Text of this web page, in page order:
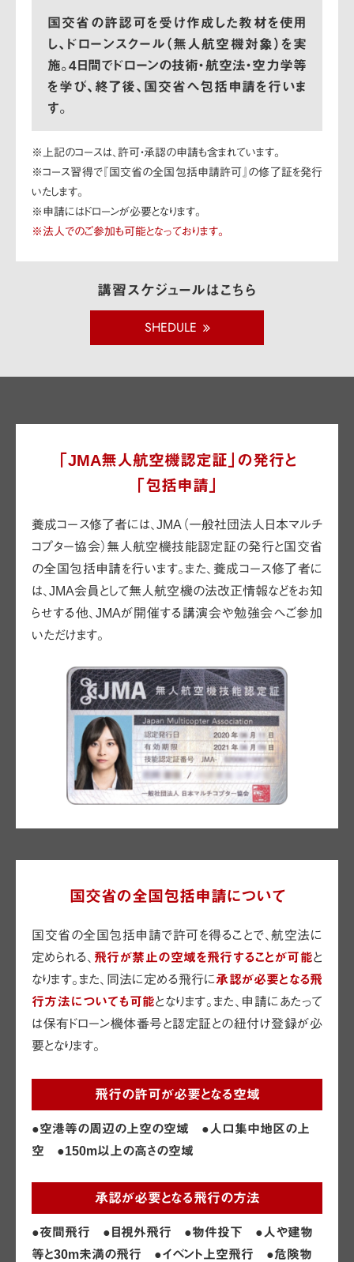
国交省の許認可を受け作成した教材を使用
し、ドローンスクール（無人航空機対象）を実
施。4日間でドローンの技術・航空法・空力学等
を学び、終了後、国交省へ包括申請を行いま
す。
※上記のコースは、許可・承認の申請も含まれています。
※コース習得で『国交省の全国包括申請許可』の修了証を発行
いたします。
※申請にはドローンが必要となります。
※法人でのご参加も可能となっております。
講習スケジュールはこちら
SHEDULE
「JMA無人航空機認定証」の発行と
「包括申請」
養成コース修了者には、JMA（一般社団法人日本マルチ
コプター協会）無人航空機技能認定証の発行と国交省
の全国包括申請を行います。また、養成コース修了者に
は、JMA会員として無人航空機の法改正情報などをお知
らせする他、JMAが開催する講演会や勉強会へご参加
いただけます。
国交省の全国包括申請について
国交省の全国包括申請で許可を得ることで、航空法に
定められる、 飛行が禁止の空域を飛行することが可能と
なります。また、同法に定める飛行に承認が必要となる飛
行方法についても可能となります。また、申請にあたって
は保有ドローン機体番号と認定証との紐付け登録が必
要となります。
飛行の許可が必要となる空域
●空港等の周辺の上空の空域 ●人口集中地区の上
空 ●150m以上の高さの空域
承認が必要となる飛行の方法
●夜間飛行 ●目視外飛行 ●物件投下 ●人や建物
等と30m未満の飛行 ●イベント上空飛行 ●危険物